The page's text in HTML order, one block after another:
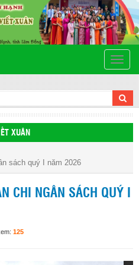
Toggle
XUÂN
sách quý I năm 2026
CHI NGÂN SÁCH QUÝ I
125